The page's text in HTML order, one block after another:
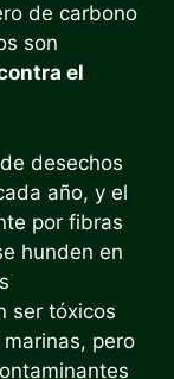
de carbono
son
el
desechos
año, y el
por fibras
hunden en
ser tóxicos
pero